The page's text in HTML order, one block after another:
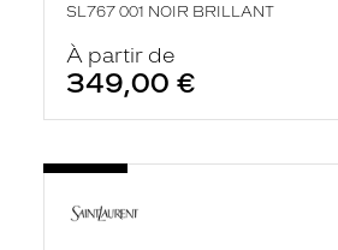
SL767 001 NOIR BRILLANT
À partir de
349,00 €